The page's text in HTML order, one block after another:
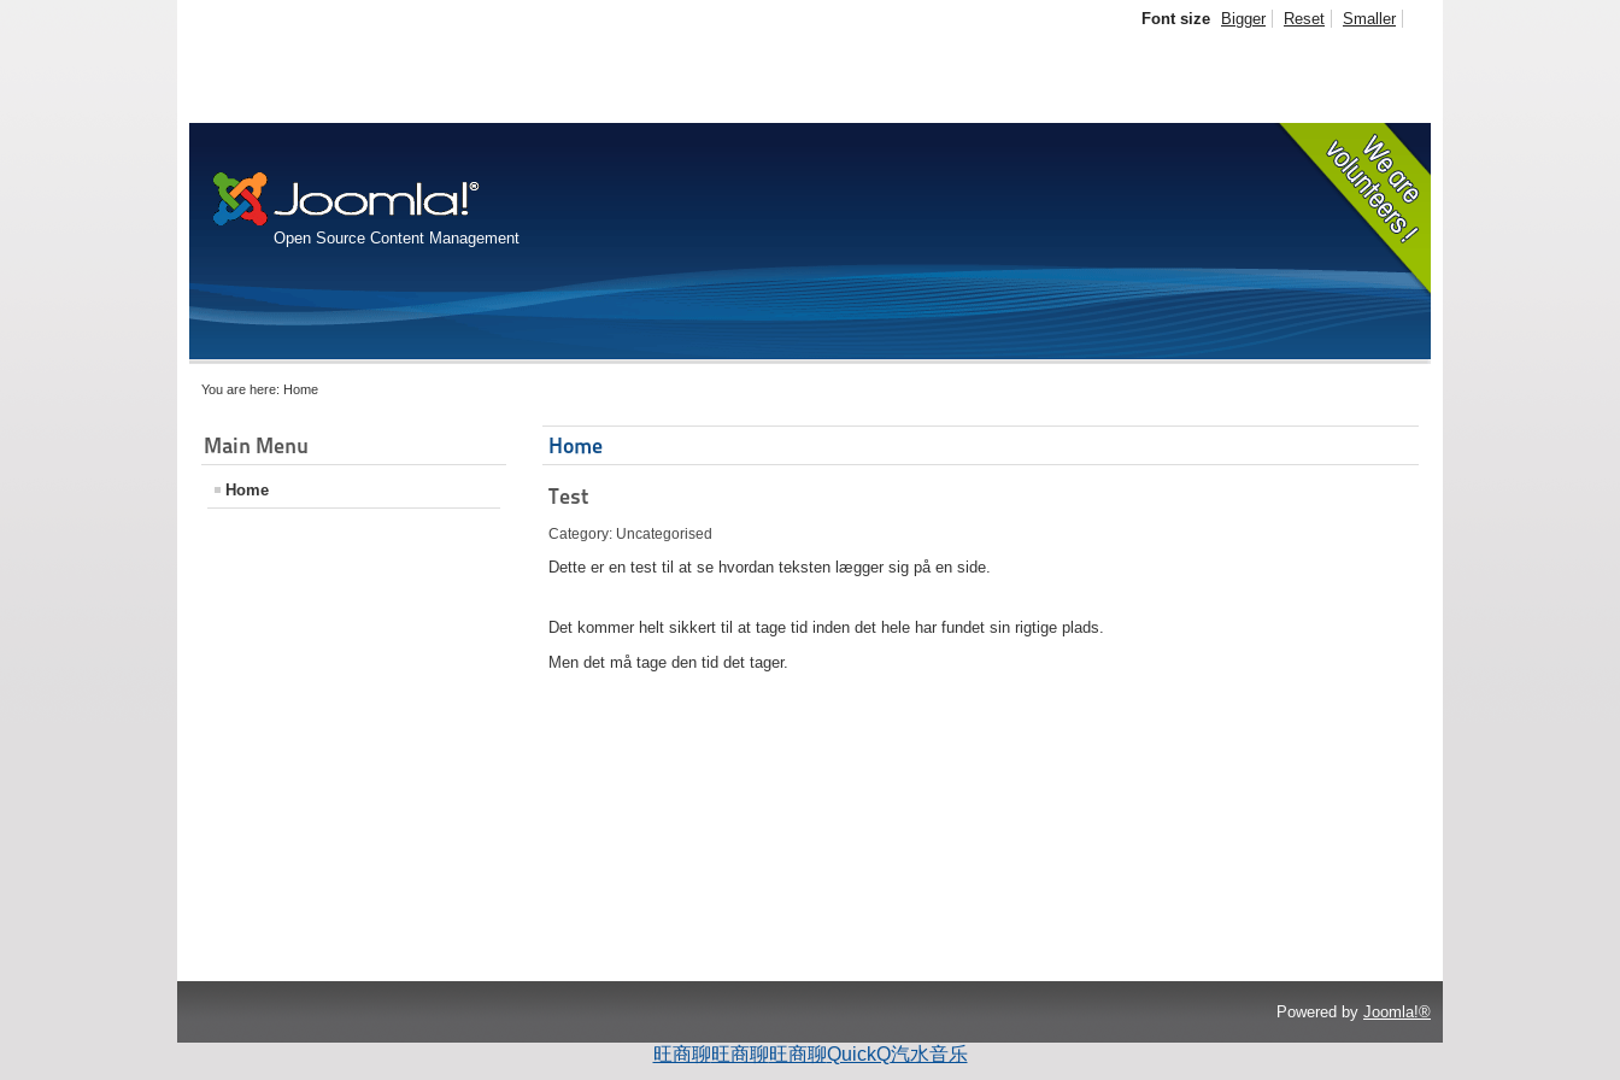
Open Source Content Management
Font size Bigger Reset Smaller
You are here: Home
Main Menu
Home
Home
Test
Category: Uncategorised
Dette er en test til at se hvordan teksten lægger sig på en side.
Det kommer helt sikkert til at tage tid inden det hele har fundet sin rigtige plads.
Men det må tage den tid det tager.
Powered by Joomla!®
旺商聊旺商聊旺商聊QuickQ汽水音乐